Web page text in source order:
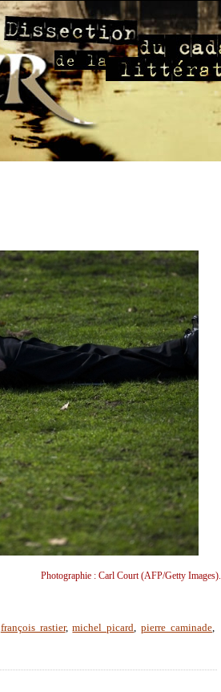
Photographie : Carl Court (AFP/Getty Images).
françois rastier,michel picard,pierre caminade,